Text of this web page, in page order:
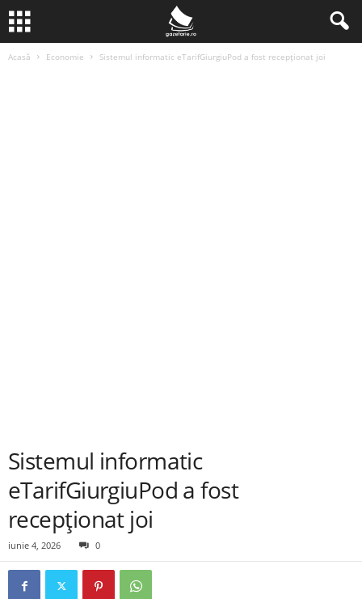
Acasă Economie Sistemul informatic eTarifGiurgiuPod a fost recepţionat joi
Sistemul informatic
eTarifGiurgiuPod a fost
recepţionat joi
iunie 4, 2026 0